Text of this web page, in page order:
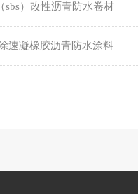
sbs）改性沥青防水卷材
速凝橡胶沥青防水涂料